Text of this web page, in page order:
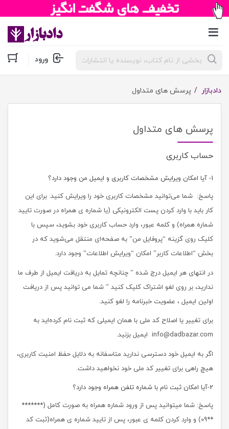
جستجوی
محصولات ورود
دادبازار پرسش های متداول
پرسش های متداول
حساب کاربری
1- آیا امکان ویرایش مشخصات کاربری و ایمیل من وجود دارد؟
پاسخ: شما می‏‌توانید مشخصات کاربری خود را ویرایش کنید. برای این
کار باید با وارد کردن پست الکترونیکی (یا شماره ی همراه در صورت تایید
شماره همراه) و کلمه عبور، وارد حساب کاربری خود بشوید، سپس با
کلیک روی گزینه “پروفایل من” به صفحه‏‌ای منتقل می‏‌شوید که در
بخش “اطلاعات کاربر” امکان “ویرایش اطلاعات” وجود دارد.
در انتهای هر ایمیل درج شده ” چنانچه تمایل به دریافت ایمیل از طرف ما
ندارید، بر روی لغو اشتراک کلیک کنید ” شما می توانید پس از دریافت
اولین ایمیل ، عضویت خبرنامه را لغو کنید.
برای تغییر یا اصلاح کد ملی با همان ایمیلی که ثبت نام کرده‏‌اید به
info@dadbazar.com ایمیل بزنید.
اگر به ایمیل خود دسترسی ندارید متاسفانه به دلایل حفظ امنیت کاربری،
هیچ راهی برای تغییر کد ملی خود نخواهید داشت.
2-آیا امکان ثبت نام با شماره تلفن همراه وجود دارد؟
پاسخ: شما میتوانید پس از ورود شماره همراه به صورت کامل (*******
**09) و وارد کردن کلمه ی عبور، پس از تایید شماره ی همراه(ثبت کد